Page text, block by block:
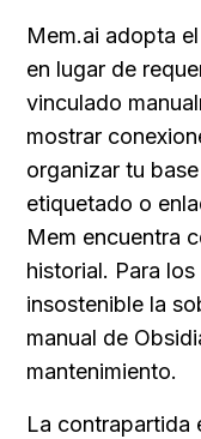
Mem.ai adopta
en lugar de
vinculado
mostrar
organizar tu
etiquetado o
Mem encuentra
historial. Para
insostenible la
manual de
mantenimiento.
La contrapartida